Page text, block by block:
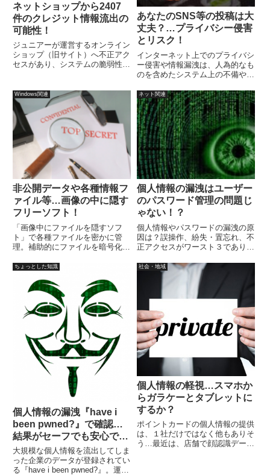
ネットショップから2407
件のクレジット情報流出の
可能性！
ジュニアーが運営するオンライン
ショップ（旧サイト）へ不正アク
セスがあり、システムの脆弱性を
ィコードを含むクレジットカード
情報2407件、流出した可能性が
あるとして発表しています。
あなたのSNS等の投稿は大
丈夫？…プライバシー侵害
とリスク！
インターネット上でのプライバシ
ー侵害や情報漏洩は、人為的なも
のを含めたシステム上の不備や公
ど複数の要因によって引き起こさ
れます。
Windows関連
非公開データや各種情報フ
ァイル等…画像の中に隠す
フリーソフト！
「画像中にファイルを隠すソフ
ト」で各種ファイルを密かに管
理。補助的にファイルを暗号化し
（解読・復号される可能性あ
編集・加工すれば、そのファイル
情報は消えます。
ネット関連
個人情報の漏洩はユーザー
のパスワード管理の問題じ
ゃない！？
個人情報やパスワードの漏洩の原
因は？誤操作、紛失・置忘れ、不
正アクセスがワースト３であり、
ミスが十数％程度。管理側による
人的ミスによるものが大半でし
た。それなら、ユーザーのパスワ
ード管理は基本を守るだけで良い
ちょっとした知識
個人情報の漏洩『have i
been pwned?』で確認…
結果がセーフでも安心でき
ない！
大規模な個人情報を流出してしま
った企業のデータが登録されてい
る『have i been pwned?』。運営
社会・地域
個人情報の軽視…スマホか
らガラケーとタブレットに
するか？
ポイントカードの個人情報の提供
は、１社だけではなく他もありそ
う…最近は、店舗で顔認識データ